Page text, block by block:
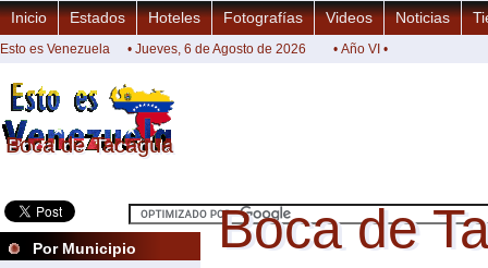
Boca de Tacagua
Boca de Tacagua
Inicio Estados Hoteles Fotografías Videos Noticias
Esto es Venezuela • Jueves, 6 de Agosto de 2026 • Año VI •
Por Municipio Boca de
Boca de